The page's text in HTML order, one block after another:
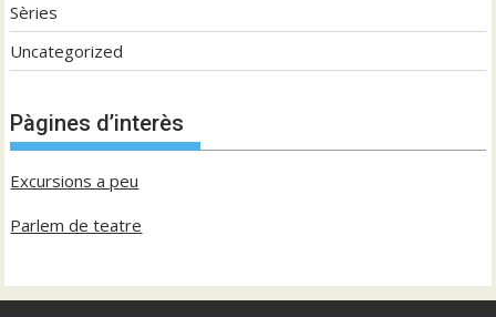
Sèries
Uncategorized
Pàgines d’interès
Excursions a peu
Parlem de teatre